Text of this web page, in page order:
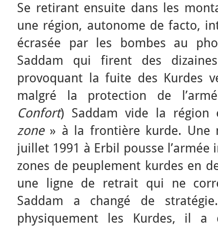
Se retirant ensuite dans les
une région, autonome de facto,
écrasée par les bombes au
Saddam qui firent des
provoquant la fuite des Kurdes
malgré la protection de
Confort) Saddam vide la
zone» à la frontière kurde. Une
juillet 1991 à Erbil pousse
zones de peuplement kurdes en
une ligne de retrait qui ne
Saddam a changé de
physiquement les Kurdes, il a